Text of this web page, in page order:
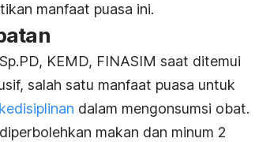
manfaat puasa ini.
KEMD, FINASIM saat ditemui
salah satu manfaat puasa untuk
kedisiplinan dalam mengonsumsi obat.
makan dan minum 2